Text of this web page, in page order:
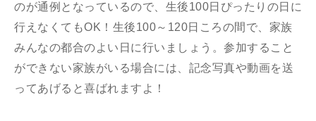
のが通例となっているので、生後100日ぴったりの日に
行えなくてもOK！生後100～120日ころの間で、家族
みんなの都合のよい日に行いましょう。参加すること
ができない家族がいる場合には、記念写真や動画を送
ってあげると喜ばれますよ！